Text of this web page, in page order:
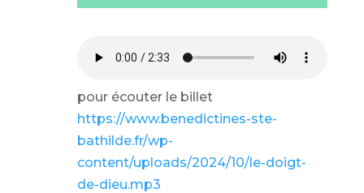
pour écouter le billet
https://www.benedictines-ste-
bathilde.fr/wp-
content/uploads/2024/10/le-doigt-
de-dieu.mp3